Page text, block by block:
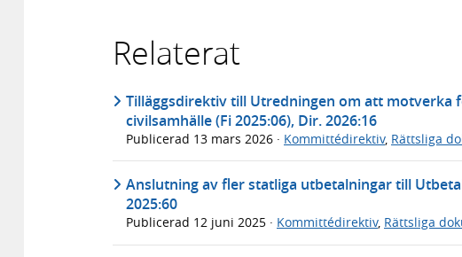
Relaterat
Tilläggsdirektiv till Utredningen om att motverka
civilsamhälle (Fi 2025:06), Dir. 2026:16
Publicerad 13 mars 2026 · Kommittédirektiv, Rättsliga
Anslutning av fler statliga utbetalningar till
2025:60
Publicerad 12 juni 2025 · Kommittédirektiv, Rättsliga